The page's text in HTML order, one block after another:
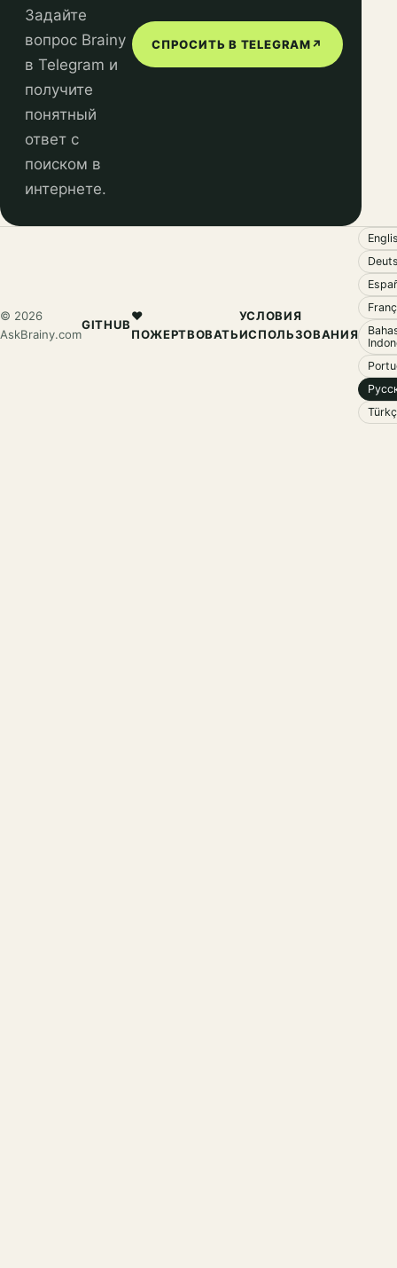
Задайте
вопрос Brainy
в Telegram и
получите
понятный
ответ с
поиском в
интернете.
СПРОСИТЬ В TELEGRAM↗
© 2026
AskBrainy.com
GITHUB
❤️
ПОЖЕРТВОВАТЬ
УСЛОВИЯ
ИСПОЛЬЗОВАНИЯ